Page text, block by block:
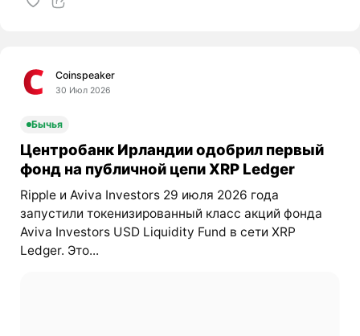
Coinspeaker
30 Июл 2026
Бычья
Центробанк Ирландии одобрил первый
фонд на публичной цепи XRP Ledger
Ripple и Aviva Investors 29 июля 2026 года
запустили токенизированный класс акций фонда
Aviva Investors USD Liquidity Fund в сети XRP
Ledger. Это...